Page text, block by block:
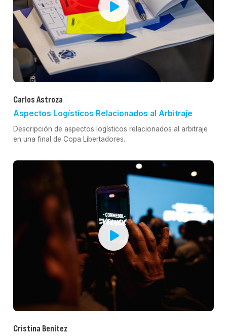
Carlos Astroza
Aspectos Logísticos Relacionados al Arbitraje
Descripción de aspectos logísticos relacionados al arbitraje
en una final de Copa Libertadores.
Cristina Benítez